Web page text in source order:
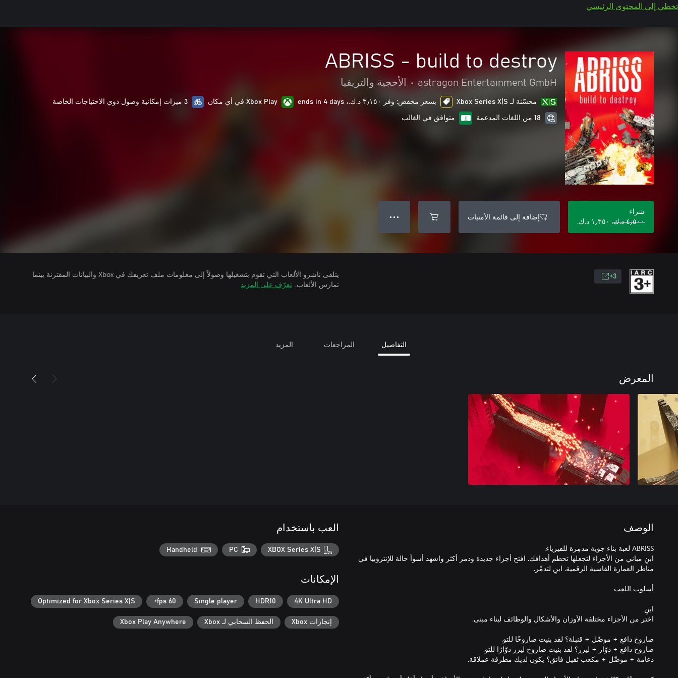
تخطي إلى المحتوى الرئيسي
ABRISS - build to destroy
astragon Entertainment GmbH
• الأحجية والتريفيا
محسّنة لـ Xbox Series X|S بسعر مخفض: وفر ٣٫١٥٠ د.ك.‏، ends in 4 days Xbox Play في أي مكان 3 ميزات إمكانية وصول ذوي الاحتياجات الخاصة
18 من اللغات المدعمة متوافق في الغالب
شراء
٤٫٥٠٠ د.ك.‏
١٫٣٥٠ د.ك.‏
إضافة إلى قائمة الأمنيات ● ● ●
3+
يتلقى ناشرو الألعاب التي تقوم بتشغيلها وصولاً إلى معلومات ملف تعريفك في Xbox والبيانات المقترنة بينما
تمارس الألعاب. تعرّف على المزيد
التفاصيل المراجعات المزيد
المعرض
الوصف
ابنِ مباني من الأجزاء لتجعلها تحطم أهدافك. افتح أجزاء جديدة ودمر أكثر واشهد أسوأ حالة للإنتروبيا في
العب باستخدام
XBOX Series X|S
PC
Handheld
الإمكانات
4K Ultra HD
HDR10
Single player
60 fps+
Optimized for Xbox Series X|S
إنجازات Xbox الحفظ السحابي لـ Xbox Xbox Play Anywhere